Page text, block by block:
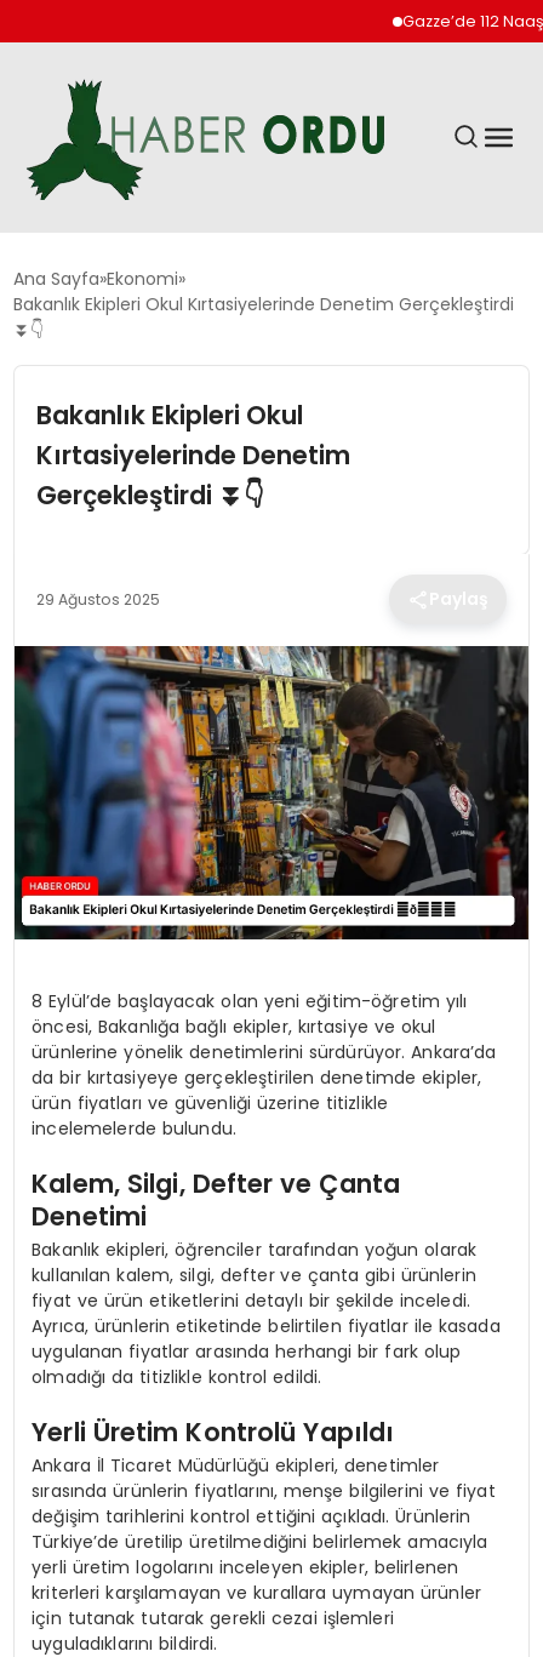
Gazze’de 112 Naaş
GÜNDEM
DÜNYA
EKONOMI
SIYASET
MAGAZIN
SPOR
YAŞAM
Ana Sayfa Ekonomi
Bakanlık Ekipleri Okul Kırtasiyelerinde Denetim Gerçekleştirdi
⏬👇
Bakanlık Ekipleri Okul
Kırtasiyelerinde Denetim
Gerçekleştirdi ⏬👇
29 Ağustos 2025
8 Eylül’de başlayacak olan yeni eğitim-öğretim yılı
öncesi, Bakanlığa bağlı ekipler, kırtasiye ve okul
ürünlerine yönelik denetimlerini sürdürüyor. Ankara’da
da bir kırtasiyeye gerçekleştirilen denetimde ekipler,
ürün fiyatları ve güvenliği üzerine titizlikle
incelemelerde bulundu.
Kalem, Silgi, Defter ve Çanta
Denetimi
Bakanlık ekipleri, öğrenciler tarafından yoğun olarak
kullanılan kalem, silgi, defter ve çanta gibi ürünlerin
fiyat ve ürün etiketlerini detaylı bir şekilde inceledi.
Ayrıca, ürünlerin etiketinde belirtilen fiyatlar ile kasada
uygulanan fiyatlar arasında herhangi bir fark olup
olmadığı da titizlikle kontrol edildi.
Yerli Üretim Kontrolü Yapıldı
Ankara İl Ticaret Müdürlüğü ekipleri, denetimler
sırasında ürünlerin fiyatlarını, menşe bilgilerini ve fiyat
değişim tarihlerini kontrol ettiğini açıkladı. Ürünlerin
Türkiye’de üretilip üretilmediğini belirlemek amacıyla
yerli üretim logolarını inceleyen ekipler, belirlenen
kriterleri karşılamayan ve kurallara uymayan ürünler
için tutanak tutarak gerekli cezai işlemleri
uyguladıklarını bildirdi.